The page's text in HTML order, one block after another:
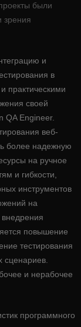
были
зрения
и
в
практическими
своей
QA Engineer.
веб-
более надежную
на ручное
и гибкости,
инструментов
на
повышение
тестирования
сценариев.
и нерабочее
программного